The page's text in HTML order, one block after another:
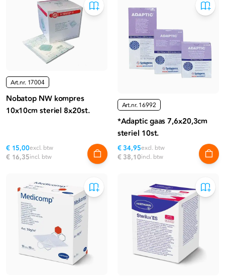
Art.nr. 17004
Nobatop NW kompres
10x10cm steriel 8x20st.
€ 15,00excl. btw
€ 16,35incl. btw
Art.nr.16992
*Adaptic gaas 7,6x20,3cm
steriel 10st.
€ 34,95excl. btw
€ 38,10incl. btw